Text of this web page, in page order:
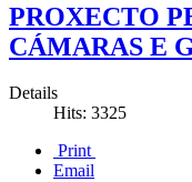
PROXECTO
CÁMARAS E
Details
Hits: 3325
Print
Email